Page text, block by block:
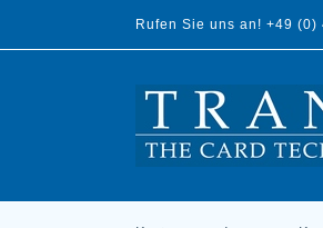
Rufen Sie uns an! +49 (0)